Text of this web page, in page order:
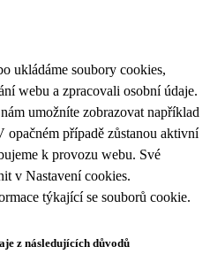
ukládáme soubory cookies,
webu a zpracovali osobní údaje.
umožníte zobrazovat například
opačném případě zůstanou aktivní
k provozu webu. Své
v Nastavení cookies.
týkající se souborů cookie.
z následujících důvodů